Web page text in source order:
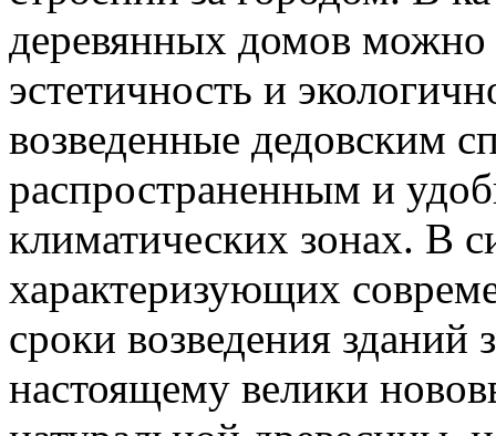
деревянных домов можно
эстетичность и
возведенные дедовским
распространенным и
климатических зонах. В
характеризующих
сроки возведения
настоящему велики